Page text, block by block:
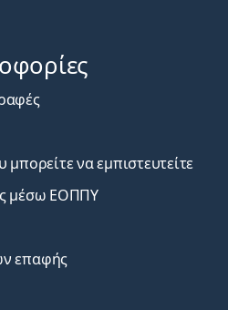
να εμπιστευτείτε
μέσω ΕΟΠΠΥ
επαφής